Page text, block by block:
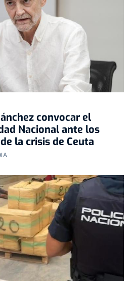
convocar el
Nacional ante los
la crisis de Ceuta